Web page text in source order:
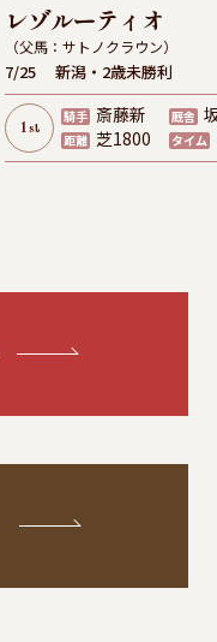
レゾルーティオ
（父馬：サトノクラウン）
7/25 新潟・2歳未勝利
1 st
騎手 斎藤新 厩舎
距離 芝1800 タイム